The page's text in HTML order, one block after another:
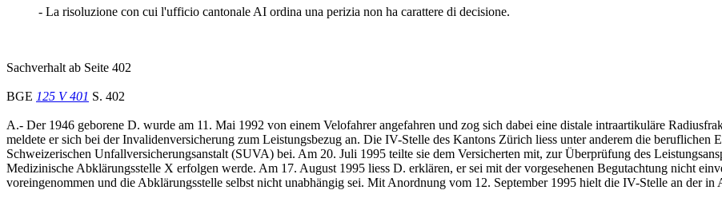
- La risoluzione con cui l'ufficio cantonale AI ordina una perizia non ha carattere di decisione.
Sachverhalt ab Seite 402
BGE 125 V 401 S. 402
A.- Der 1946 geborene D. wurde am 11. Mai 1992 von einem Velofahrer angefahren und zog sich dabei eine distale intraartikuläre
meldete er sich bei der Invalidenversicherung zum Leistungsbezug an. Die IV-Stelle des Kantons Zürich liess unter anderem die
Schweizerischen Unfallversicherungsanstalt (SUVA) bei. Am 20. Juli 1995 teilte sie dem Versicherten mit, zur Überprüfung des
Medizinische Abklärungsstelle X erfolgen werde. Am 17. August 1995 liess D. erklären, er sei mit der vorgesehenen Begutachtung nicht
voreingenommen und die Abklärungsstelle selbst nicht unabhängig sei. Mit Anordnung vom 12. September 1995 hielt die IV-Stelle an der in